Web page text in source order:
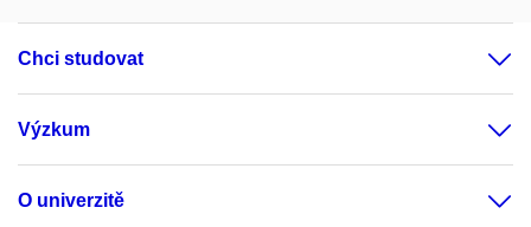
Chci studovat
Výzkum
O univerzitě